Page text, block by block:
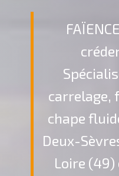
carrelage,
chape
Deux-
Loire (49)